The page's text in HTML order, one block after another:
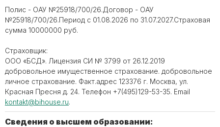
Полис - ОАУ №25918/700/26.Договор - ОАУ
№25918/700/26.Период с 01.08.2026 по 31.07.2027.Страховая
сумма 10000000 руб.
Страховщик:
ООО «БСД». Лицензия СИ № 3799 от 26.12.2019
добровольное имущественное страхование. добровольное
личное страхование. Факт.адрес 123376 г. Москва, ул.
Красная Пресня д. 24. Телефон ‪+7(495)129-53-35. Email
kontakt@bihouse.ru.
Сведения о высшем образовании: